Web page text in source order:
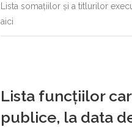
Lista somațiilor și a titlurilor
aici
Lista funcțiilor
publice, la data